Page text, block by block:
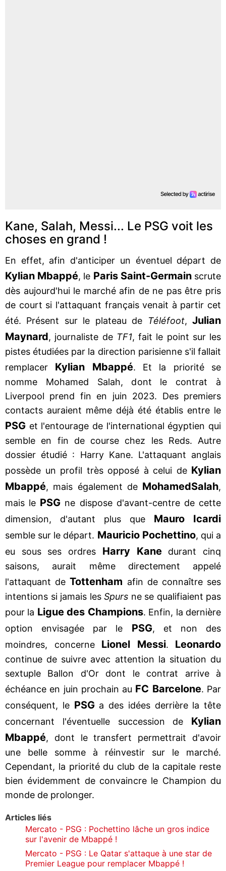
Kane, Salah, Messi... Le PSG voit les
choses en grand !
En effet, afin d'anticiper un éventuel départ de
Kylian Mbappé, le Paris Saint-Germainscrute
dès aujourd'hui le marché afin de ne pas être pris
de court si l'attaquant français venait à partir cet
été. Présent sur le plateau de
Téléfoot,Julian
Maynard, journaliste de TF1, fait le point sur les
pistes étudiées par la direction parisienne s'il fallait
remplacer Kylian Mbappé. Et la priorité se
nomme Mohamed Salah, dont le contrat à
Liverpool prend fin en juin 2023. Des premiers
contacts auraient même déjà été établis entre le
PSG et l'entourage de l'international égyptien qui
semble en fin de course chez les Reds. Autre
dossier étudié : Harry Kane. L'attaquant anglais
possède un profil très opposé à celui de Kylian
Mbappé, mais également de MohamedSalah,
mais le PSG ne dispose d'avant-centre de cette
dimension, d'autant plus que Mauro Icardi
semble sur le départ. Mauricio Pochettino, qui a
eu sous ses ordres Harry Kanedurant cinq
saisons, aurait même directement appelé
l'attaquant deTottenham afin de connaître ses
intentions si jamais les Spurs ne se qualifiaient pas
pour la Ligue des Champions. Enfin, la dernière
option envisagée par le PSG, et non des
moindres, concerne Lionel Messi. Leonardo
continue de suivre avec attention la situation du
sextuple Ballon d'Or dont le contrat arrive à
échéance en juin prochain au FC Barcelone. Par
conséquent, le PSGa des idées derrière la tête
concernant l'éventuelle succession de Kylian
Mbappé, dont le transfert permettrait d'avoir
une belle somme à réinvestir sur le marché.
Cependant, la priorité du club de la capitale reste
bien évidemment de convaincre le Champion du
monde de prolonger.
Articles liés
Mercato - PSG : Pochettino lâche un gros indice
sur l'avenir de Mbappé !
Mercato - PSG : Le Qatar s'attaque à une star de
Premier League pour remplacer Mbappé !